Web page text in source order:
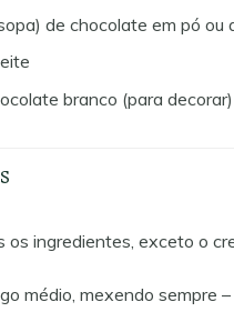
de chocolate em pó ou
branco (para decorar)
os ingredientes, exceto o
médio, mexendo sempre